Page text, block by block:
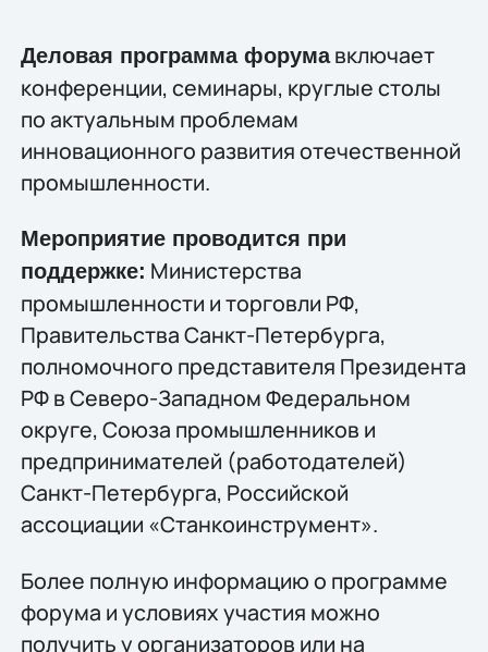
Деловая программа форумавключает
конференции, семинары, круглые столы
по актуальным проблемам
инновационного развития отечественной
промышленности.
Мероприятие проводится при
поддержке: Министерства
промышленности и торговли РФ,
Правительства Санкт-Петербурга,
полномочного представителя Президента
РФ в Северо-Западном Федеральном
округе, Союза промышленников и
предпринимателей (работодателей)
Санкт-Петербурга, Российской
ассоциации «Станкоинструмент».
Более полную информацию о программе
форума и условиях участия можно
получить у организаторов или на